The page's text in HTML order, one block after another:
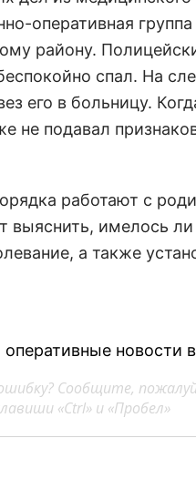
оперативная
району.
спал. На
его в больницу.
не подавал
работают с
выяснить, имелось
а также
новости
Сообщите,
«Ctrl» и «Пробел»